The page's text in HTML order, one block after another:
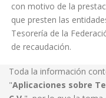
con motivo de la
que presten las
Tesorería de la
de recaudación.
Toda la información
"Aplicaciones sobre